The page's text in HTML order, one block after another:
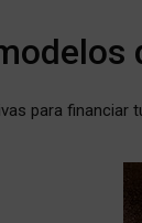
para financiar